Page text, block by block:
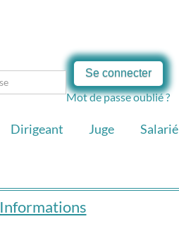
Se connecter
Mot de passe oublié ?
Dirigeant Juge Salarié
Informations